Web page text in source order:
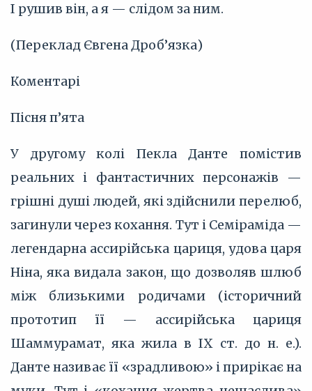
І рушив він, а я — слідом за ним.
(Переклад Євгена Дроб’язка)
Коментарі
Пісня п’ята
У другому колі Пекла Данте помістив
реальних і фантастичних персонажів —
грішні душі людей, які здійснили перелюб,
загинули через кохання. Тут і Семіраміда —
легендарна ассирійська цариця, удова царя
Ніна, яка видала закон, що дозволяв шлюб
між близькими родичами (історичний
прототип її — ассирійська цариця
Шаммурамат, яка жила в IX ст. до н. е.).
Данте називає її «зрадливою» і прирікає на